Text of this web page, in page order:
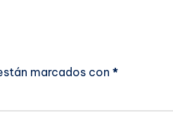
marcados con *